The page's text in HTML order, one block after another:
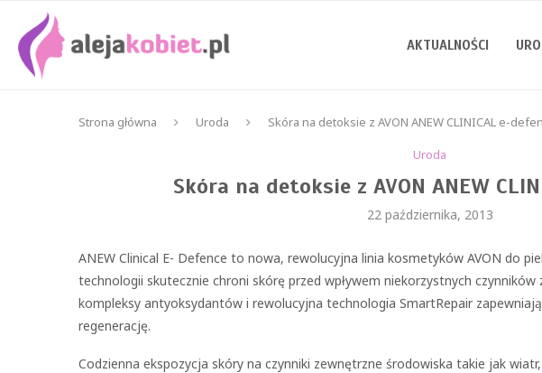
AKTUALNOŚCI
Strona główna Uroda
Skóra na detoksie z AVON ANEW CLINICAL e-
Uroda
Skóra na detoksie z AVON ANEW
22 października, 2013
ANEW Clinical E- Defence to nowa, rewolucyjna linia kosmetyków AVON do
technologii skutecznie chroni skórę przed wpływem niekorzystnych
kompleksy antyoksydantów i rewolucyjna technologia SmartRepair
regenerację.
Codzienna ekspozycja skóry na czynniki zewnętrzne środowiska takie jak